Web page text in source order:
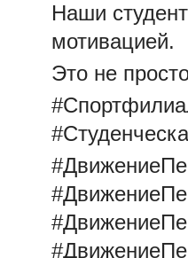
Наши
мотивацией.
Это не